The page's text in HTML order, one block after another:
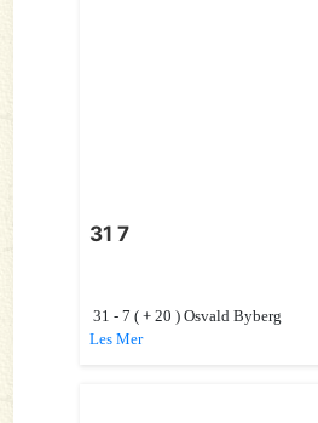
31 7
31 - 7 ( + 20 ) Osvald Byberg
Les Mer